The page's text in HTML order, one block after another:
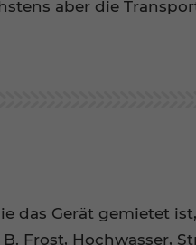
aber die
das Gerät gemietet
Frost, Hochwasser,